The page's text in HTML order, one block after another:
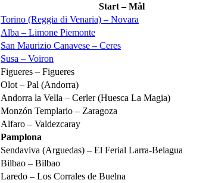
Start – Mål
Torino (Reggia di Venaria) – Novara
Alba – Limone Piemonte
San Maurizio Canavese – Ceres
Susa – Voiron
Figueres – Figueres
Olot – Pal (Andorra)
Andorra la Vella – Cerler (Huesca La Magia)
Monzón Templario – Zaragoza
Alfaro – Valdezcaray
Pamplona
Sendaviva (Arguedas) – El Ferial Larra-Belagua
Bilbao – Bilbao
Laredo – Los Corrales de Buelna